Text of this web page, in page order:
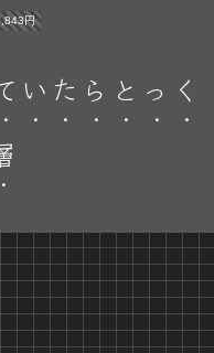
円
いたらとっく